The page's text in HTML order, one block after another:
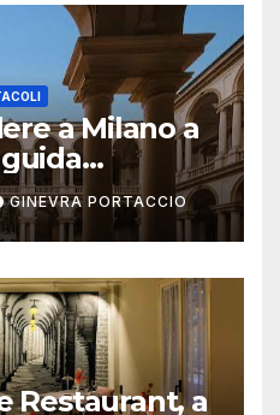
a Milano a
GINEVRA PORTACCIO
Restaurant, a